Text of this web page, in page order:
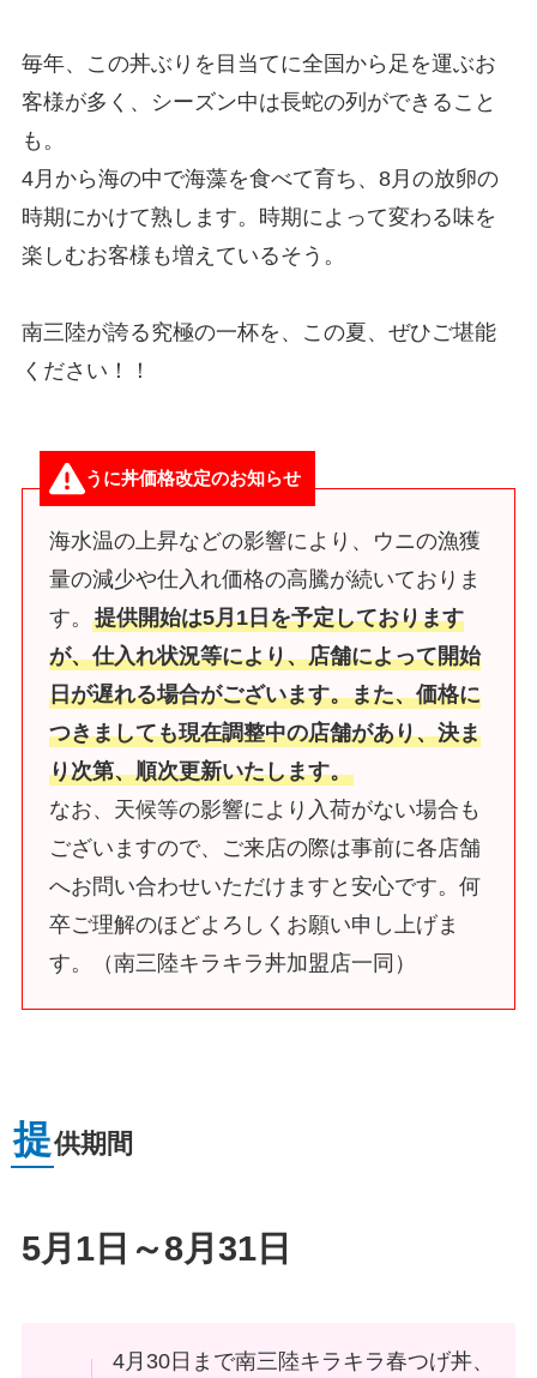
毎年、この丼ぶりを目当てに全国から足を運ぶお
客様が多く、シーズン中は長蛇の列ができること
も。
4月から海の中で海藻を食べて育ち、8月の放卵の
時期にかけて熟します。時期によって変わる味を
楽しむお客様も増えているそう。
南三陸が誇る究極の一杯を、この夏、ぜひご堪能
ください！！
うに丼価格改定のお知らせ
海水温の上昇などの影響により、ウニの漁獲
量の減少や仕入れ価格の高騰が続いておりま
す。提供開始は5月1日を予定しております
が、仕入れ状況等により、店舗によって開始
日が遅れる場合がございます。また、価格に
つきましても現在調整中の店舗があり、決ま
り次第、順次更新いたします。
なお、天候等の影響により入荷がない場合も
ございますので、ご来店の際は事前に各店舗
へお問い合わせいただけますと安心です。何
卒ご理解のほどよろしくお願い申し上げま
す。（南三陸キラキラ丼加盟店一同）
提供期間
5月1日～8月31日
4月30日まで南三陸キラキラ春つげ丼、